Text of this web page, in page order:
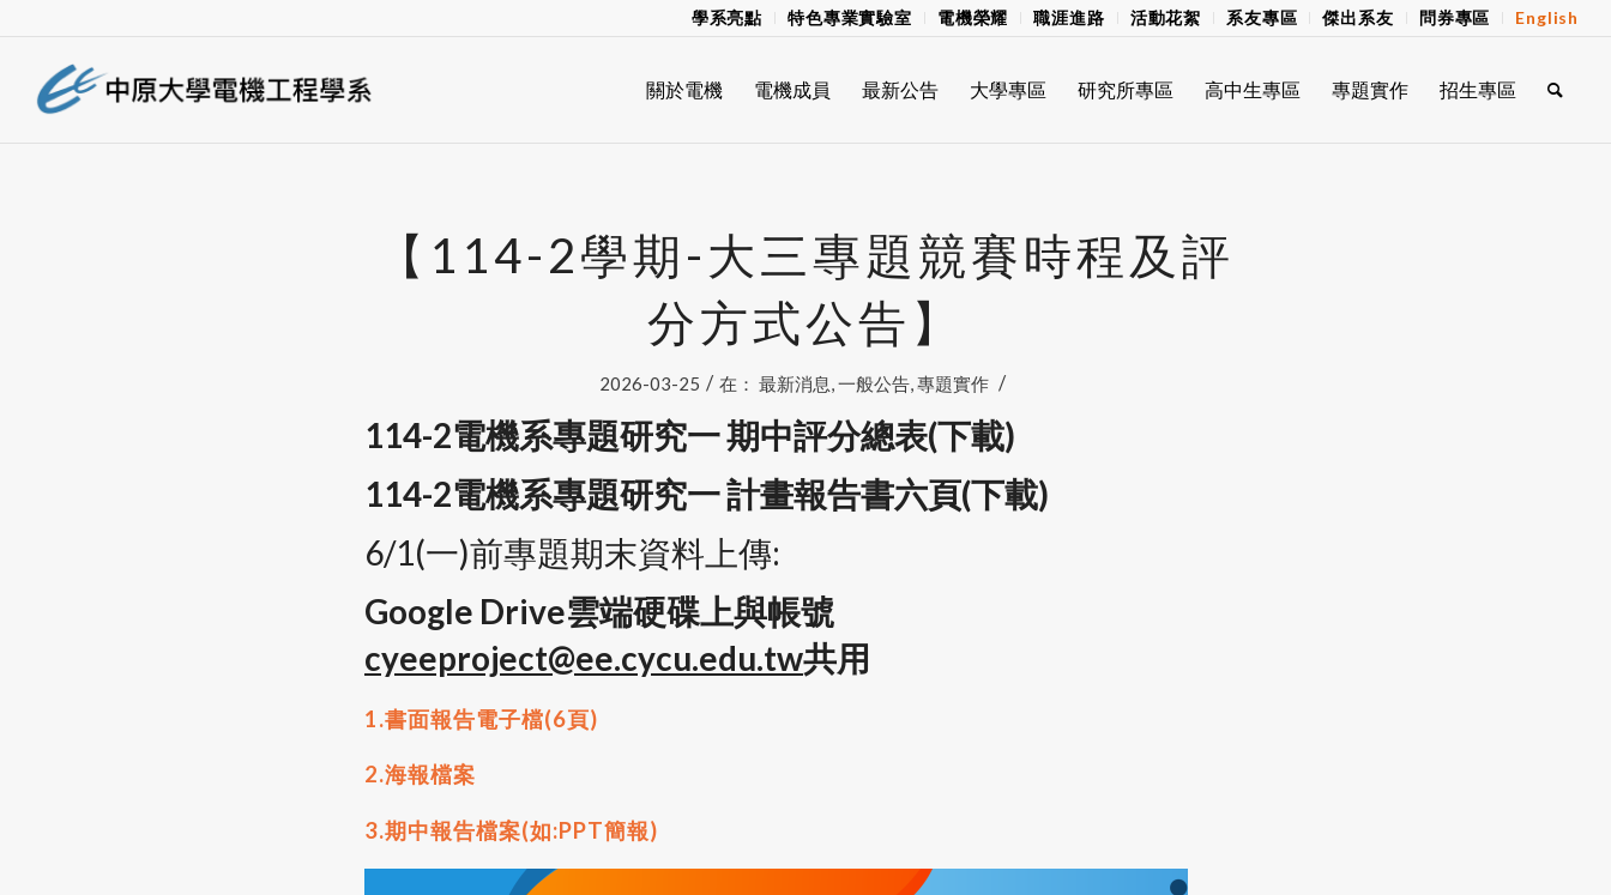
學系亮點 特色專業實驗室 電機榮耀 職涯進路 活動花絮 系友專區 傑出系友 問券專區 English
關於電機 電機成員 最新公告 大學專區 研究所專區 高中生專區 專題實作 招生專區
【114-2學期-大三專題競賽時程及評
分方式公告】
2026-03-25 / 在： 最新消息,一般公告,專題實作 /
114-2電機系專題研究一 期中評分總表(下載)
114-2電機系專題研究一 計畫報告書六頁(下載)
6/1(一)前專題期末資料上傳:
Google Drive雲端硬碟上與帳號
cyeeproject@ee.cycu.edu.tw共用
1.書面報告電子檔(6頁)
2.海報檔案
3.期中報告檔案(如:PPT簡報)